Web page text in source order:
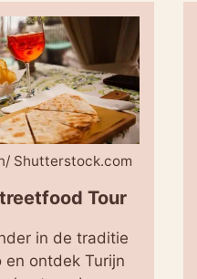
Shutterstock.com
Tour
in de traditie
en ontdek Turijn